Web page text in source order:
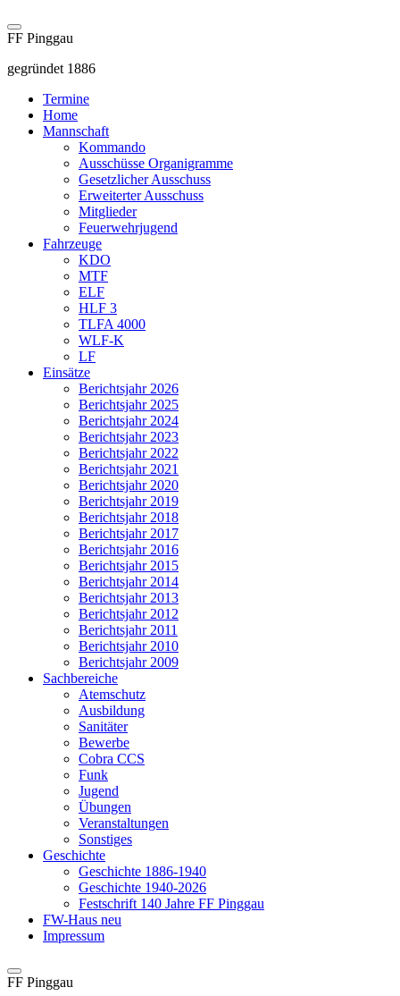
FF Pinggau
gegründet 1886
Termine
Home
Mannschaft
Kommando
Ausschüsse Organigramme
Gesetzlicher Ausschuss
Erweiterter Ausschuss
Mitglieder
Feuerwehrjugend
Fahrzeuge
KDO
MTF
ELF
HLF 3
TLFA 4000
WLF-K
LF
Einsätze
Berichtsjahr 2026
Berichtsjahr 2025
Berichtsjahr 2024
Berichtsjahr 2023
Berichtsjahr 2022
Berichtsjahr 2021
Berichtsjahr 2020
Berichtsjahr 2019
Berichtsjahr 2018
Berichtsjahr 2017
Berichtsjahr 2016
Berichtsjahr 2015
Berichtsjahr 2014
Berichtsjahr 2013
Berichtsjahr 2012
Berichtsjahr 2011
Berichtsjahr 2010
Berichtsjahr 2009
Sachbereiche
Atemschutz
Ausbildung
Sanitäter
Bewerbe
Cobra CCS
Funk
Jugend
Übungen
Veranstaltungen
Sonstiges
Geschichte
Geschichte 1886-1940
Geschichte 1940-2026
Festschrift 140 Jahre FF Pinggau
FW-Haus neu
Impressum
FF Pinggau